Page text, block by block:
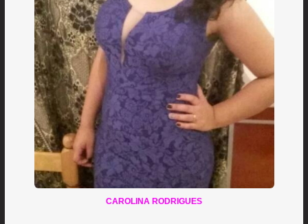
CAROLINA RODRIGUES